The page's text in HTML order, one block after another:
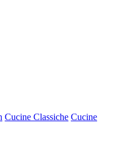
Cucine Classiche Cucine